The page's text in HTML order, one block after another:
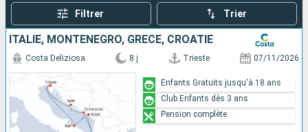
Filtrer Trier
ITALIE, MONTENEGRO, GRÈCE, CROATIE
Costa Deliziosa 8 j Trieste 07/11/2026
Enfants Gratuits jusqu'à 18 ans
Club Enfants dès 3 ans
Pension complète